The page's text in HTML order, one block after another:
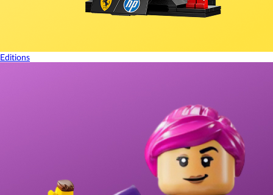
Editions